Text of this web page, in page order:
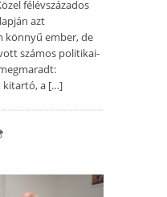
félévszázados
azt
könnyű ember, de
számos politikai-
kitartó, a […]